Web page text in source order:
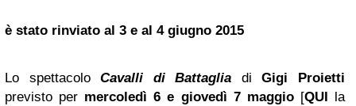
è stato rinviato al 3 e al 4 giugno 2015
Lo spettacoloCavalli di Battaglia diGigi Proietti
previsto per mercoledì 6 e giovedì 7 maggio[QUI la